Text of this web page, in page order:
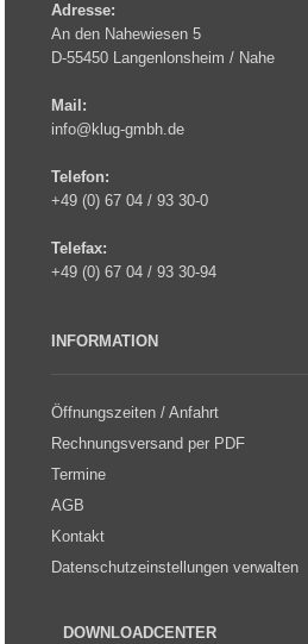
Adresse:
An den Nahewiesen 5
D-55450 Langenlonsheim / Nahe
Mail:
info@klug-gmbh.de
Telefon:
+49 (0) 67 04 / 93 30-0
Telefax:
+49 (0) 67 04 / 93 30-94
INFORMATION
Öffnungszeiten / Anfahrt
Rechnungsversand per PDF
Termine
AGB
Kontakt
Datenschutzeinstellungen verwalten
DOWNLOADCENTER